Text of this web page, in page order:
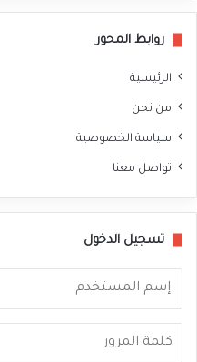
روابط المحور
الرئيسية
من نحن
سياسة الخصوصية
تواصل معنا
تسجيل الدخول